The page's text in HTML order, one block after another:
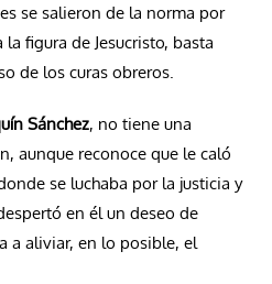
se salieron de la norma por
figura de Jesucristo, basta
de los curas obreros.
Sánchez, no tiene una
aunque reconoce que le caló
se luchaba por la justicia y
en él un deseo de
a aliviar, en lo posible, el